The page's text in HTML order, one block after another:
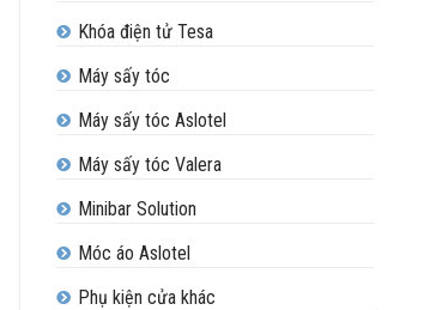
Khóa điện tử Tesa
Máy sấy tóc
Máy sấy tóc Aslotel
Máy sấy tóc Valera
Minibar Solution
Móc áo Aslotel
Phụ kiện cửa khác